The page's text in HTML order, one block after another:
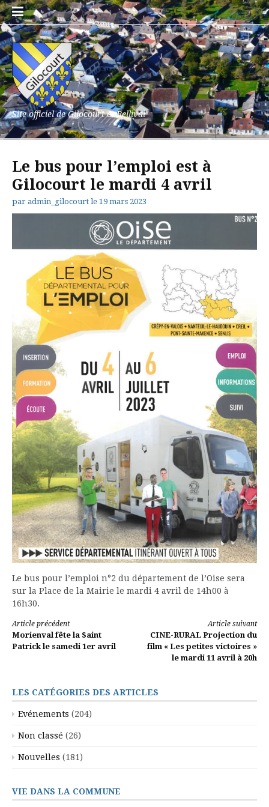
Aller
au
contenu
Site officiel de Gilocourt et Bellival
Le bus pour l’emploi est à
Gilocourt le mardi 4 avril
par admin_gilocourt le 19 mars 2023
Le bus pour l’emploi n°2 du département de l’Oise sera
sur la Place de la Mairie le mardi 4 avril de 14h00 à
16h30.
Lire
la
Article précédent
Morienval fête la Saint
Patrick le samedi 1er avril
Article suivant
CINE-RURAL Projection du
film « Les petites victoires »
le mardi 11 avril à 20h
LES CATÉGORIES DES ARTICLES
Evénements (204)
Non classé (26)
Nouvelles (181)
VIE DANS LA COMMUNE